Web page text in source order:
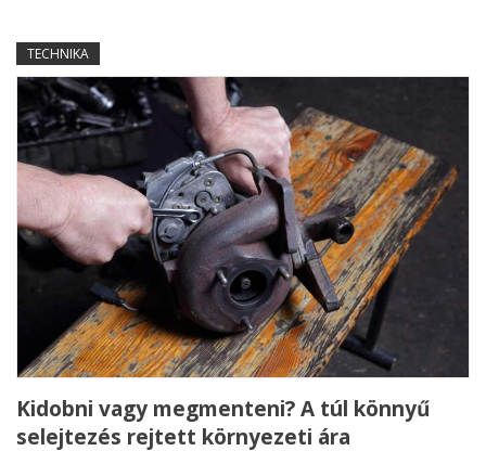
TECHNIKA
Kidobni vagy megmenteni? A túl könnyű
selejtezés rejtett környezeti ára